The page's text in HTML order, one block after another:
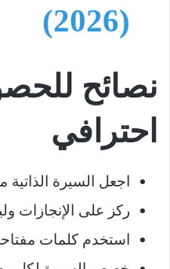
(2026)
احترافي
اجعل السيرة
ركز على الإنجازات
استخدم كلمات